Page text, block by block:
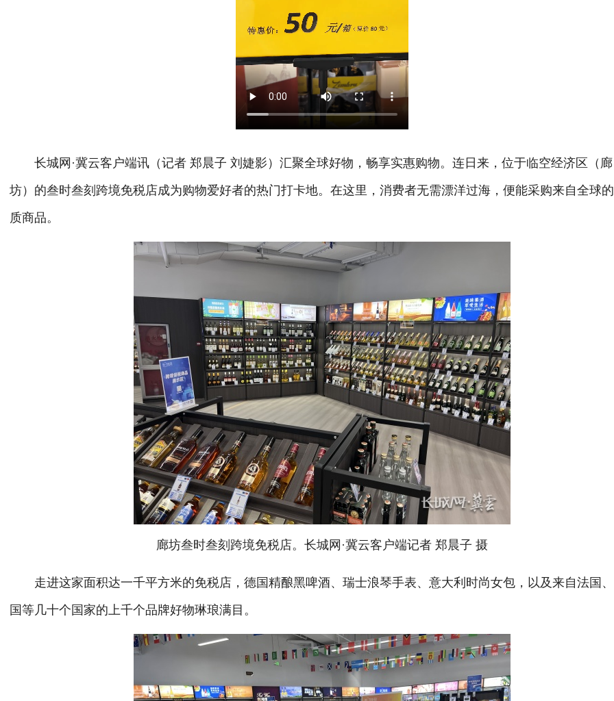
长城网·冀云客户端讯（记者 郑晨子 刘婕影）汇聚全球好物，畅享实惠购物。连日来，位于临空经济区（廊
坊）的叁时叁刻跨境免税店成为购物爱好者的热门打卡地。在这里，消费者无需漂洋过海，便能采购来自全球
质商品。
廊坊叁时叁刻跨境免税店。长城网·冀云客户端记者 郑晨子 摄
走进这家面积达一千平方米的免税店，德国精酿黑啤酒、瑞士浪琴手表、意大利时尚女包，以及来自法国
国等几十个国家的上千个品牌好物琳琅满目。